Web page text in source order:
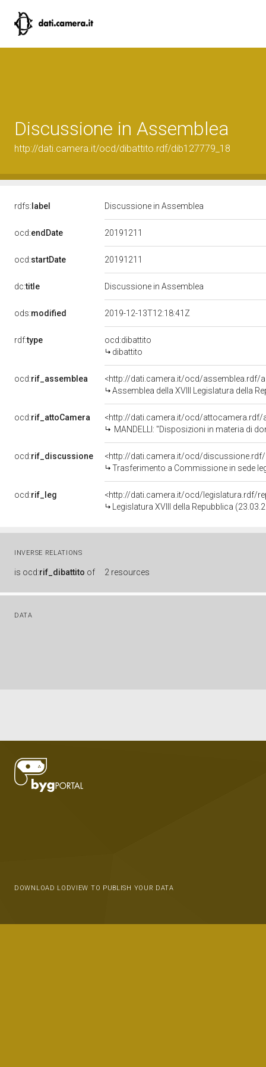
Discussione in Assemblea
http://dati.camera.it/ocd/dibattito.rdf/dib127779_18
rdfs: label Discussione in Assemblea
ocd:endDate 20191211
ocd:startDate 20191211
dc:title Discussione in Assemblea
ods:modified 2019-12-13T12:18:41Z
rdf:type
ocd:dibattito
dibattito
ocd:rif_assemblea
<http://dati.camera.it/ocd/assemblea.rdf/
Assemblea della XVIII Legislatura della
ocd:rif_attoCamera
<http://dati.camera.it/ocd/attocamera.rdf/
MANDELLI: "Disposizioni in materia di
ocd:rif_discussione
<http://dati.camera.it/ocd/discussione.rdf/
Trasferimento a Commissione in sede
ocd:rif_leg
<http://dati.camera.it/ocd/legislatura.rdf/
Legislatura XVIII della Repubblica
INVERSE RELATIONS
is ocd:rif_dibattito of 2 resources
DATA
DOWNLOAD LODVIEW TO PUBLISH YOUR DATA